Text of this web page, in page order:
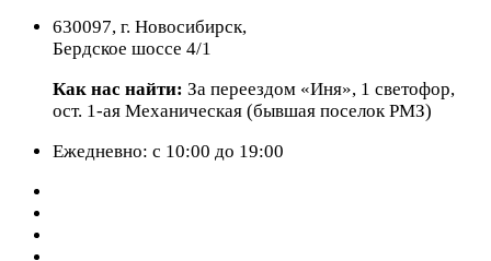
630097, г. Новосибирск,
Бердское шоссе 4/1
Как нас найти: За переездом «Иня», 1 светофор,
ост. 1-ая Механическая (бывшая поселок РМЗ)
Ежедневно: с 10:00 до 19:00